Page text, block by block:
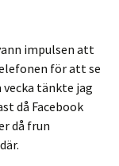
impulsen att
för att se
vecka tänkte jag
då Facebook
då frun